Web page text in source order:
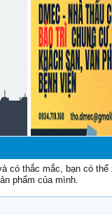
có thắc mắc, bạn có
phẩm của mình.